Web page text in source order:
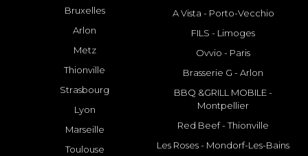
Bruxelles
Arlon
Metz
Thionville
Strasbourg
Lyon
Marseille
Toulouse
A Vista - Porto-Vecchio
FILS - Limoges
Ovvio - Paris
Brasserie G - Arlon
BBQ &GRILL MOBILE -
Montpellier
Red Beef - Thionville
Les Roses - Mondorf-Les-Bains